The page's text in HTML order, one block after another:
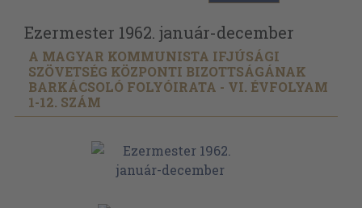
Ezermester 1962. január-december
A MAGYAR KOMMUNISTA IFJÚSÁGI
SZÖVETSÉG KÖZPONTI BIZOTTSÁGÁNAK
BARKÁCSOLÓ FOLYÓIRATA - VI. ÉVFOLYAM
1-12. SZÁM